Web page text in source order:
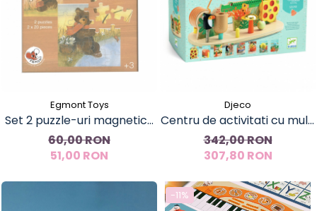
Egmont Toys
Set 2 puzzle-uri magnetice
Ursuletul de plus, Egmont
Toys
60,00 RON
51,00 RON
Djeco
Centru de activitati cu multi
sunete, Djeco
342,00 RON
307,80 RON
-11%